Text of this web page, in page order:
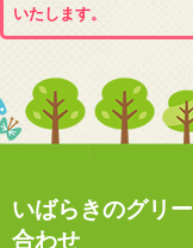
いたします。
いばらきのグリ
合わせ